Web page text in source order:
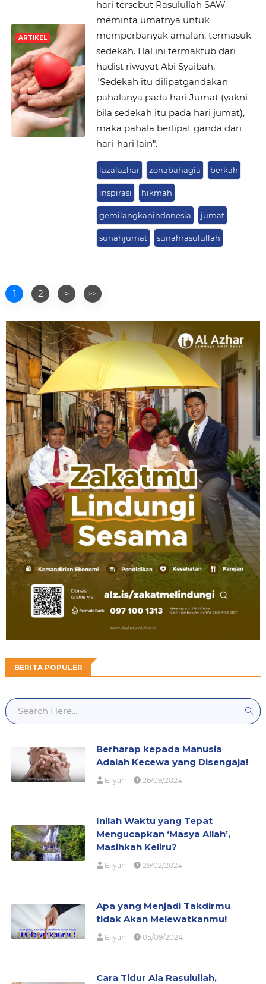
ARTIKEL
hari tersebut Rasulullah SAW
meminta umatnya untuk
memperbanyak amalan, termasuk
sedekah. Hal ini termaktub dari
hadist riwayat Abi Syaibah,
"Sedekah itu dilipatgandakan
pahalanya pada hari Jumat (yakni
bila sedekah itu pada hari jumat),
maka pahala berlipat ganda dari
hari-hari lain".
lazalazhar zonabahagia berkah
inspirasi hikmah
gemilangkanindonesia jumat
sunahjumat sunahrasulullah
1 2 > >>
BERITA POPULER
Berharap kepada Manusia
Adalah Kecewa yang Disengaja!
Eliyah 26/09/2024
Inilah Waktu yang Tepat
Mengucapkan ‘Masya Allah’,
Masihkah Keliru?
Eliyah 29/02/2024
Apa yang Menjadi Takdirmu
tidak Akan Melewatkanmu!
Eliyah 05/09/2024
Cara Tidur Ala Rasulullah,